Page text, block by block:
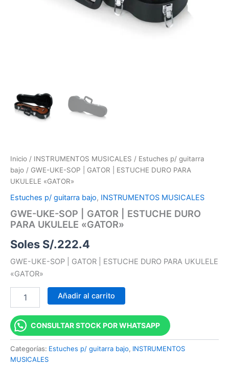
Inicio / INSTRUMENTOS MUSICALES / Estuches p/ guitarra
bajo / GWE-UKE-SOP | GATOR | ESTUCHE DURO PARA
UKULELE «GATOR»
Estuches p/ guitarra bajo, INSTRUMENTOS MUSICALES
GWE-UKE-SOP | GATOR | ESTUCHE DURO
PARA UKULELE «GATOR»
Soles S/.222.4
GWE-UKE-SOP | GATOR | ESTUCHE DURO PARA UKULELE
«GATOR»
Añadir al carrito
CONSULTAR STOCK POR WHATSAPP
Categorías: Estuches p/ guitarra bajo, INSTRUMENTOS
MUSICALES